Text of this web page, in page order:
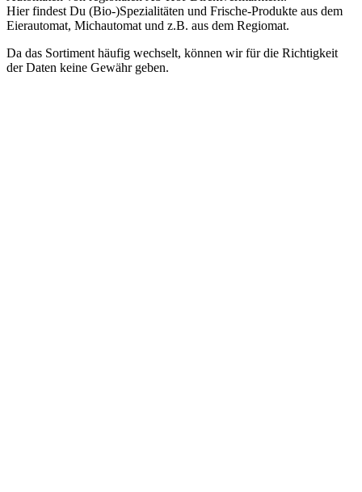
Hier findest Du (Bio-)Spezialitäten und Frische-Produkte aus dem
Eierautomat, Michautomat und z.B. aus dem Regiomat.
Da das Sortiment häufig wechselt, können wir für die Richtigkeit
der Daten keine Gewähr geben.